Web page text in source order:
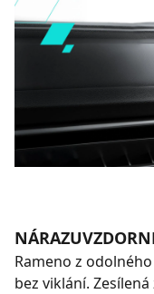
Rameno z
bez viklání.